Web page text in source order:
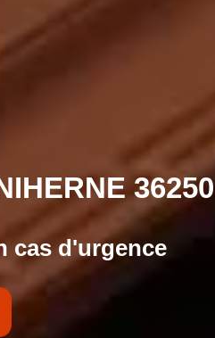
36250
cas d'urgence